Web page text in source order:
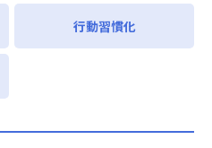
行動習慣化